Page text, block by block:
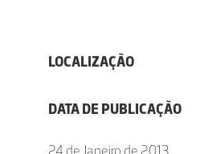
LOCALIZAÇÃO
DATA DE PUBLICAÇÃO